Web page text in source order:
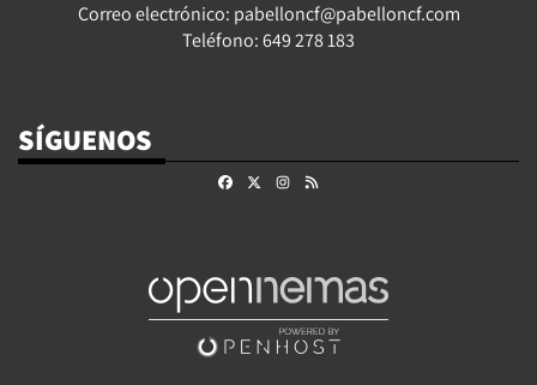
Correo electrónico: pabelloncf@pabelloncf.com
Teléfono: 649 278 183
SÍGUENOS
FacebookInstagram